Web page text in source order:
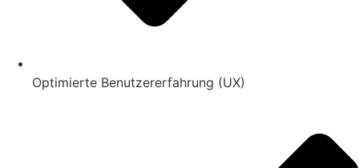
Optimierte Benutzererfahrung (UX)